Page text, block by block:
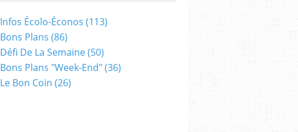
Infos Écolo-Éconos (113)
Bons Plans (86)
Défi De La Semaine(50)
Bons Plans "week-End"(36)
Le Bon Coin (26)